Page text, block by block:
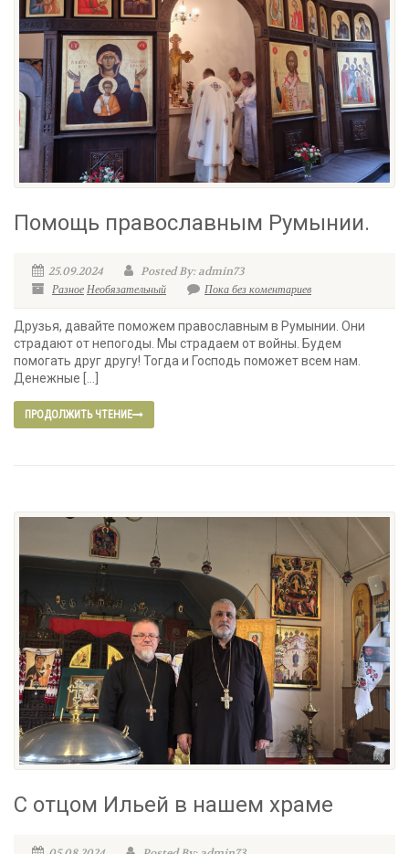
Помощь православным Румынии.
25.09.2024
Posted By: admin73
РазноеНеобязательный Пока без коментариев
Друзья, давайте поможем православным в Румынии. Они
страдают от непогоды. Мы страдаем от войны. Будем
помогать друг другу! Тогда и Господь поможет всем нам.
Денежные […]
ПРОДОЛЖИТЬ ЧТЕНИЕ
С отцом Ильей в нашем храме